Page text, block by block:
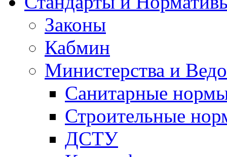
Законы
Кабмин
Министерства и
Санитарные
Строительные
ДСТУ